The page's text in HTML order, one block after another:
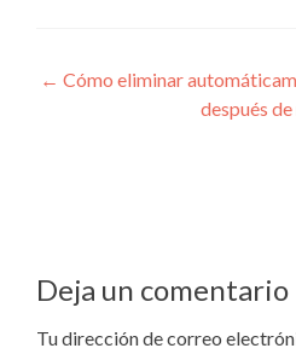
Navegación
← Cómo eliminar
después
Deja un comentario
Tu dirección de correo